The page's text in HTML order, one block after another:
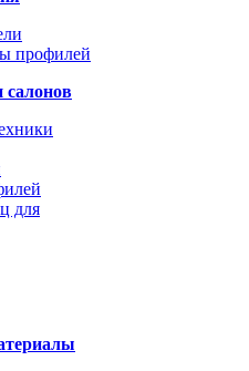
салонов
для